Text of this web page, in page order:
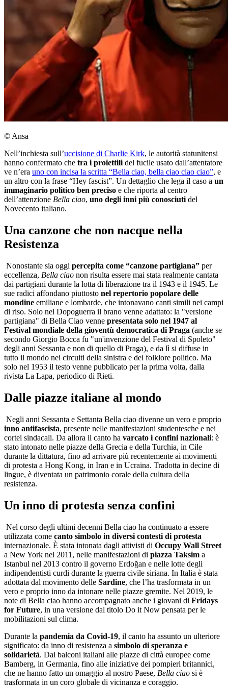
© Ansa
Nell’inchiesta sull’uccisione di Charlie Kirk, le autorità statunitensi
hanno confermato che tra i proiettili del fucile usato dall’attentatore
ve n’era uno con incisa la scritta “Bella ciao, bella ciao ciao ciao”, e
un altro con la frase “Hey fascist”. Un dettaglio che lega il caso a un
immaginario politico ben preciso e che riporta al centro
dell’attenzione Bella ciao, uno degli inni più conosciuti del
Novecento italiano.
Una canzone che non nacque nella
Resistenza
Nonostante sia oggi percepita come “canzone partigiana” per
eccellenza, Bella ciao non risulta essere mai stata realmente cantata
dai partigiani durante la lotta di liberazione tra il 1943 e il 1945. Le
sue radici affondano piuttosto nel repertorio popolare delle
mondine emiliane e lombarde, che intonavano canti simili nei campi
di riso. Solo nel Dopoguerra il brano venne adattato: la "versione
partigiana" di Bella Ciao venne presentata solo nel 1947 al
Festival mondiale della gioventù democratica di Praga (anche se
secondo Giorgio Bocca fu "un'invenzione del Festival di Spoleto"
degli anni Sessanta e non di quello di Praga), e da lì si diffuse in
tutto il mondo nei circuiti della sinistra e del folklore politico. Ma
solo nel 1953 il testo venne pubblicato per la prima volta, dalla
rivista La Lapa, periodico di Rieti.
Dalle piazze italiane al mondo
Negli anni Sessanta e Settanta Bella ciao divenne un vero e proprio
inno antifascista, presente nelle manifestazioni studentesche e nei
cortei sindacali. Da allora il canto ha varcato i confini nazionali: è
stato intonato nelle piazze della Grecia e della Turchia, in Cile
durante la dittatura, fino ad arrivare più recentemente ai movimenti
di protesta a Hong Kong, in Iran e in Ucraina. Tradotta in decine di
lingue, è diventata un patrimonio corale della cultura della
resistenza.
Un inno di protesta senza confini
Nel corso degli ultimi decenni Bella ciao ha continuato a essere
utilizzata come canto simbolo in diversi contesti di protesta
internazionale. È stata intonata dagli attivisti di Occupy Wall Street
a New York nel 2011, nelle manifestazioni di piazza Taksim a
Istanbul nel 2013 contro il governo Erdoğan e nelle lotte degli
indipendentisti curdi durante la guerra civile siriana. In Italia è stata
adottata dal movimento delle Sardine, che l’ha trasformata in un
vero e proprio inno da intonare nelle piazze gremite. Nel 2019, le
note di Bella ciao hanno accompagnato anche i giovani di Fridays
for Future, in una versione dal titolo Do it Now pensata per le
mobilitazioni sul clima.
Durante la pandemia da Covid-19, il canto ha assunto un ulteriore
significato: da inno di resistenza a simbolo di speranza e
solidarietà. Dai balconi italiani alle piazze di città europee come
Bamberg, in Germania, fino alle iniziative dei pompieri britannici,
che ne hanno fatto un omaggio al nostro Paese, Bella ciao si è
trasformata in un coro globale di vicinanza e coraggio.